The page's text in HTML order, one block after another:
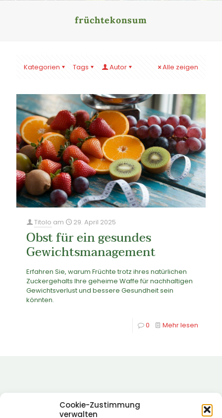
Cookie-Zustimmung
verwalten
früchtekonsum
Kategorien Tags Autor Alle zeigen
Titolo am 29. April 2025
Obst für ein gesundes
Gewichtsmanagement
Erfahren Sie, warum Früchte trotz ihres natürlichen
Zuckergehalts Ihre geheime Waffe für nachhaltigen
Gewichtsverlust und bessere Gesundheit sein
könnten.
0 Mehr lesen